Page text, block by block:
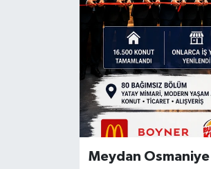
Meydan Osmaniye